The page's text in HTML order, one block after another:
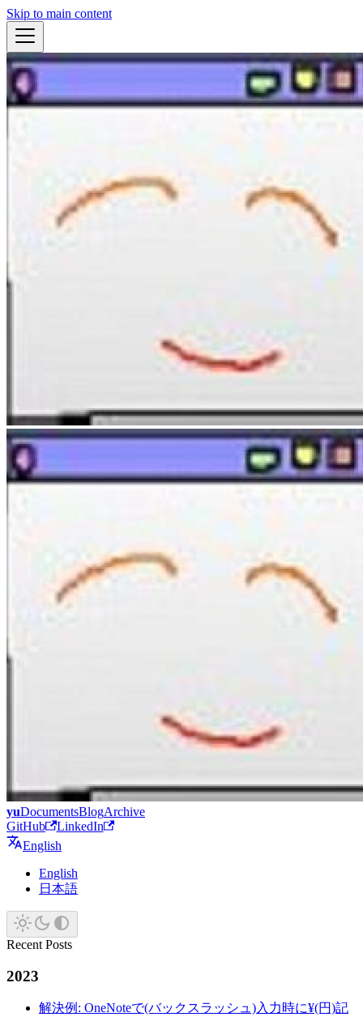
Skip to main content
yuDocumentsBlogArchive
GitHub
LinkedIn
English
English
日本語
Recent Posts
2023
解決例: OneNoteで(バックスラッシュ)入力時に¥(円)記